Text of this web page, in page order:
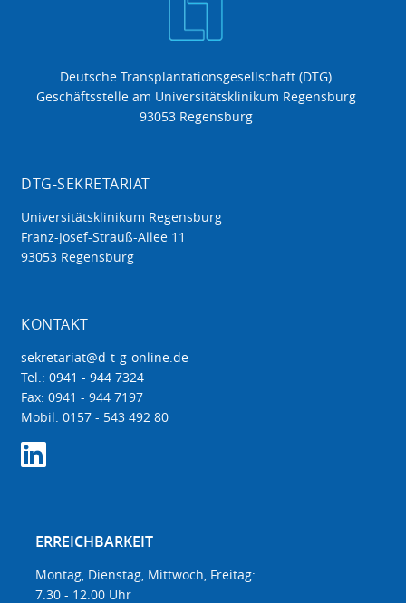
Deutsche Transplantationsgesellschaft (DTG)
Geschäftsstelle am Universitätsklinikum Regensburg
93053 Regensburg
DTG-SEKRETARIAT
Universitätsklinikum Regensburg
Franz-Josef-Strauß-Allee 11
93053 Regensburg
KONTAKT
sekretariat@d-t-g-online.de
Tel.: 0941 - 944 7324
Fax: 0941 - 944 7197
Mobil: 0157 - 543 492 80
ERREICHBARKEIT
Montag, Dienstag, Mittwoch, Freitag:
7.30 - 12.00 Uhr